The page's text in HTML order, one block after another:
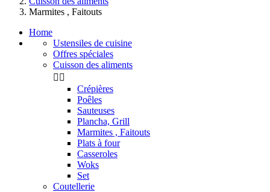
Marmites , Faitouts
Home
Ustensiles de cuisine
Offres spéciales
Cuisson des aliments
 
Crépières
Poêles
Sauteuses
Plancha, Grill
Marmites , Faitouts
Plats à four
Casseroles
Woks
Set
Coutellerie